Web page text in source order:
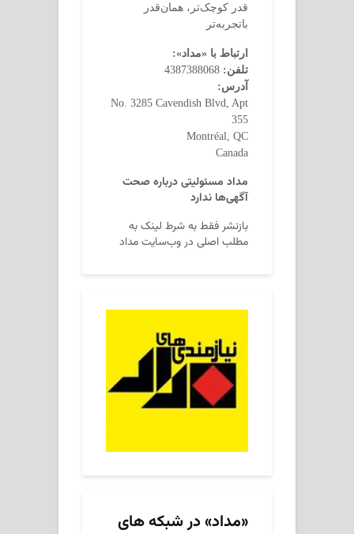
قدر کوچک‌تر، همان‌قدر
باتجربه‌تر
ارتباط با «مداد»:
تلفن:
آدرس:
No. 3285 Cavendish Blvd, Apt
355
Montréal, QC
Canada
مداد مسئولیتی درباره صحت
آگهی‌ها ندارد
بازنشر فقط به شرط لینک به
مطلب اصلی در وب‌سایت مداد
«مداد» در شبکه های